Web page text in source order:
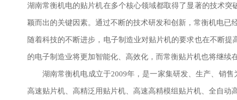
湖南常衡机电的贴片机在多个核心领域都取得了显著的技术
颖而出的关键因素。通过不断的技术研发和创新，常衡机电已
随着科技的不断进步，电子制造业对贴片机的要求也在不断
的电子制造业将更加智能化、高效化，而常衡贴片机也将继续
湖南常衡机电成立于2009年，是一家集研发、生产、销
高速贴片机、高精泛用贴片机、高速高精模组贴片机、全自动